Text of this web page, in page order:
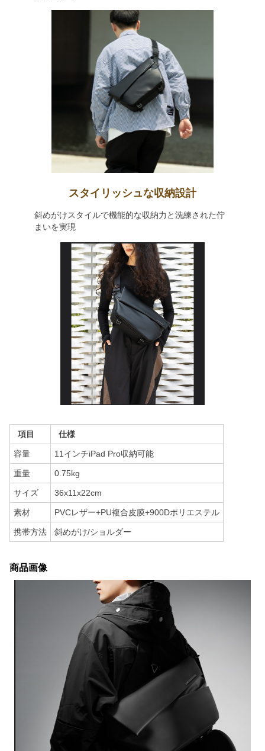
スタイリッシュな収納設計
斜めがけスタイルで機能的な収納力と洗練された佇
まいを実現
項目 仕様
容量 11インチiPad Pro収納可能
重量 0.75kg
サイズ 36x11x22cm
素材 PVCレザー+PU複合皮膜+900Dポリエステル
携帯方法 斜めがけ/ショルダー
商品画像